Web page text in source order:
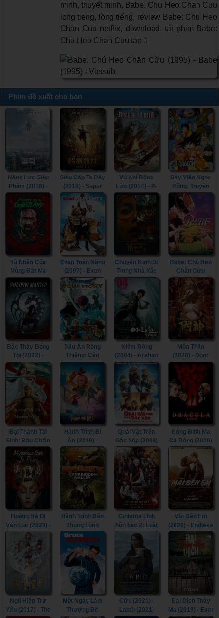
minh, thuyết minh, Babe: Chu Heo Chan Cuu
long tieng, lồng tiếng, review Babe: Chu Heo
Chan Cuu netflix, download, tải phim Babe:
Chu Heo Chan Cuu tap 1
Phim đề xuất cho bạn
Năng Lực Siêu
Phàm (2018) -
Psychokinesis
(2018)
Siêu Cấp Ta Đây
(2019) - Super
Me (2019)
Vũ Khí Rồng
Lửa (2014) - P-
51 Dragon
Fighter (2014)
Bảy Viên Ngọc
Rồng: Truyền
Thuyết Shenron
(1986) - Dragon
Ball: Curse of
the Blood
Rubies (1986)
Tù Nhân Của
Vùng Đất Ma
Prisoners of the
Ghostland
(2021)
Evan Toàn Năng
(2007) - Evan
Almighty (2007)
Chuyện Kinh Dị
Trong Nhà Xác
(2019) - The
Mortuary
Collection
(2019)
Babe: Chú Heo
Chăn Cừu
(1995) - Babe
(1995)
Bậc Thầy Bóng
Tối (2022) -
Shadow Master
(2022)
Dấu Ấn Rồng
Thiêng: Câu
Bạn (2019) -
Dragon Quest
Your Story
(2019)
Kiếm Rồng
(2004) - Arahan
(2004)
Môn Thần
(2020) - Door
Gods (2020)
Đại Thánh Tái
Sinh: Đấu Chiến
Nghịch Thiên
(2020) - Revival
Of The Monkey
King (2020)
Hành Trình Bí
Ẩn (2019) -
Missing Link
(2019)
Quái Vật Trên
Gác Xếp (2009)
- Aliens in the
Attic (2009)
Đóng Đinh Ma
Cà Rồng (2000)
- Dracula 2000
(2000)
Hoàng Hà Dị
Văn Lục (2023) -
Mysterious
Case In River
(2023)
Hành Trình Đến
Thung Lũng
Cấm (2018) -
Journey to the
Forbidden
Valley (2018)
Gintama Linh
hồn bạc 2: Luật
lệ đặt ra là để
phá bỏ (2018) -
Gintama 2:
Rules are Made
to be Broken
(2018)
Mãi Bên Em
(2020) - Endless
(2020)
Ngũ Hiệp Trừ
Yêu (2017) - The
Một Ngày Làm
Thượng Đế
Cừu (2021) -
Lamb (2021)
Đại Dịch Thây
Ma (2019) - Ever